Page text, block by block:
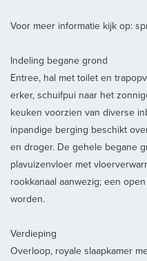
Voor meer informatie kijk op:
Indeling begane grond
Entree, hal met toilet en
erker, schuifpui naar het
keuken voorzien van diverse
inpandige berging beschikt
en droger. De gehele begane
plavuizenvloer met
rookkanaal aanwezig; een
worden.
Verdieping
Overloop, royale slaapkamer